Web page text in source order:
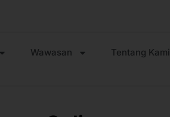
Wawasan Tentang Kami